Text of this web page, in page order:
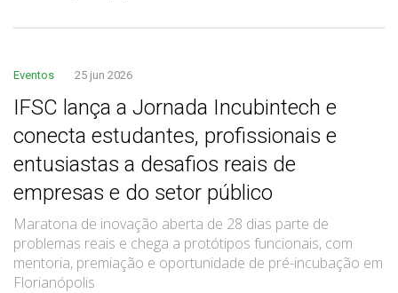
Eventos 25 jun 2026
IFSC lança a Jornada Incubintech e
conecta estudantes, profissionais e
entusiastas a desafios reais de
empresas e do setor público
Maratona de inovação aberta de 28 dias parte de
problemas reais e chega a protótipos funcionais, com
mentoria, premiação e oportunidade de pré-incubação em
Florianópolis